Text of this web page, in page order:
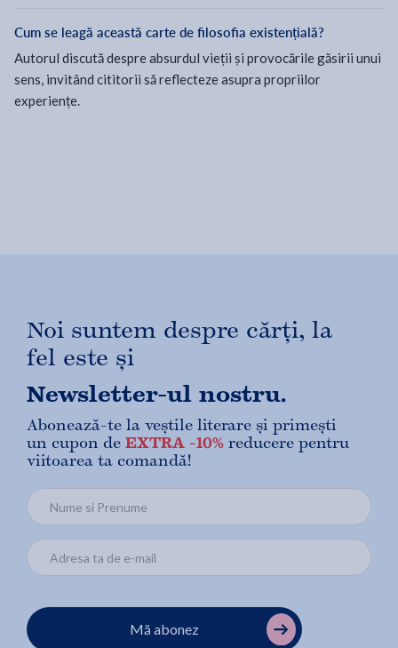
Cum se leagă această carte de filosofia existențială?
Autorul discută despre absurdul vieții și provocările găsirii unui
sens, invitând cititorii să reflecteze asupra propriilor
experiențe.
Noi suntem despre cărți, la
fel este și
Newsletter-ul nostru.
Abonează-te la veștile literare și primești
un cupon de EXTRA -10% reducere pentru
viitoarea ta comandă!
Mă abonez